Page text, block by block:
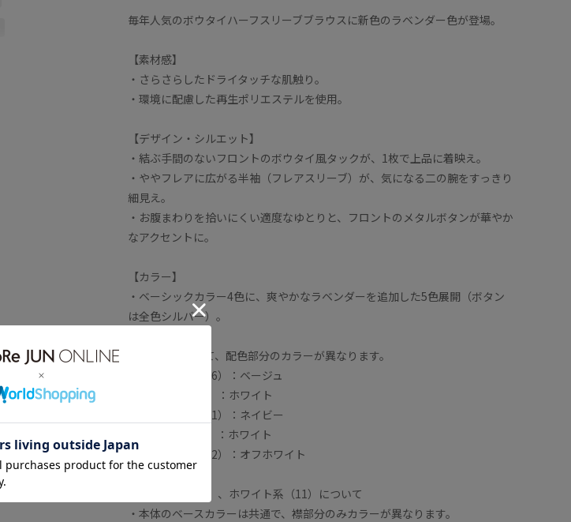
毎年人気のボウタイハーフスリーブブラウスに新色のラベンダー色が登場。
【素材感】
・さらさらしたドライタッチな肌触り。
・環境に配慮した再生ポリエステルを使用。
【デザイン・シルエット】
・結ぶ手間のないフロントのボウタイ風タックが、1枚で上品に着映え。
・ややフレアに広がる半袖（フレアスリーブ）が、気になる二の腕をすっきり
細見え。
・お腹まわりを拾いにくい適度なゆとりと、フロントのメタルボタンが華やか
なアクセントに。
【カラー】
・ベーシックカラー4色に、爽やかなラベンダーを追加した5色展開（ボタン
は全色シルバー）。
※カラーによって、配色部分のカラーが異なります。
・チャコール（06）：ベージュ
・ホワイト（10）：ホワイト
・ホワイト系（11）：ネイビー
・ベージュ（27）：ホワイト
・ラベンダー（52）：オフホワイト
※ホワイト（10）、ホワイト系（11）について
・本体のベースカラーは共通で、襟部分のみカラーが異なります。